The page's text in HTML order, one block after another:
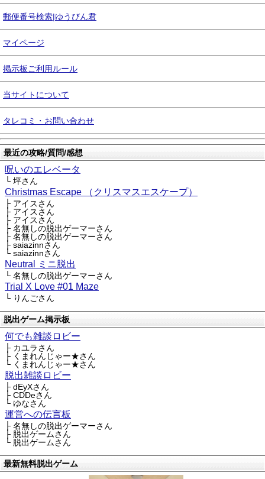
郵便番号検索|ゆうびん君
マイページ
掲示板ご利用ルール
当サイトについて
タレコミ・お問い合わせ
最近の攻略/質問/感想
呪いのエレベータ
└ 坪さん
Christmas Escape （クリスマスエスケープ）
├ アイスさん
├ アイスさん
├ アイスさん
├ 名無しの脱出ゲーマーさん
├ 名無しの脱出ゲーマーさん
├ saiazinnさん
└ saiazinnさん
Neutral ミニ脱出
└ 名無しの脱出ゲーマーさん
Trial X Love #01 Maze
└ りんごさん
脱出ゲーム掲示板
何でも雑談ロビー
├ カユラさん
├ くまれんじゃー★さん
└ くまれんじゃー★さん
脱出雑談ロビー
├ dEyXさん
├ CDDeさん
└ ゆなさん
運営への伝言板
├ 名無しの脱出ゲーマーさん
├ 脱出ゲームさん
└ 脱出ゲームさん
最新無料脱出ゲーム